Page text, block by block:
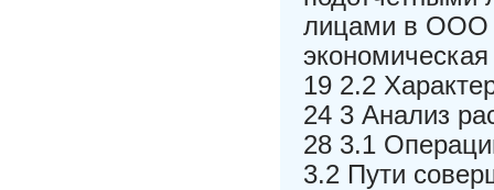
лицами в ООО
19 2.2
24 3 Анализ
28 3.1
3.2 Пути